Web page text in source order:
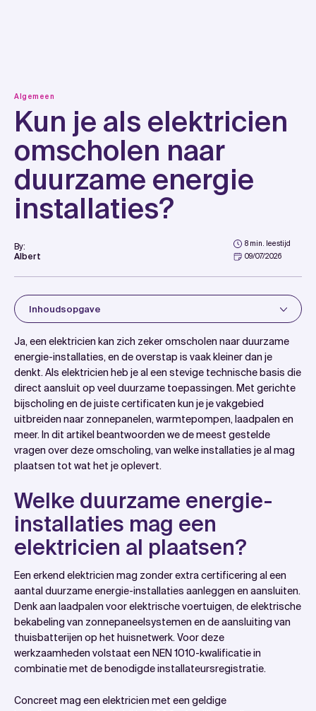
Algemeen
Kun je als elektricien
omscholen naar
duurzame energie
installaties?
By:
Albert
8 min. leestijd
09/07/2026
Inhoudsopgave
Welke duurzame energie-installaties mag een
elektricien al plaatsen?
Welke extra certificaten heeft een elektricien nodig
voor zonnepanelen?
Hoe lang duurt een omscholing van elektricien naar
duurzame energiespecialist?
volgen in Nederland?
Wat verdient een elektricien na omscholing naar
duurzame energie?
Is omscholen naar duurzame energie de moeite
waard voor elektriciens?
Hoe WattSlimmer bijdraagt aan duurzame energie-
installaties
Veelgestelde vragen
Mag een elektricien zonder extra certificaten
Is er subsidie beschikbaar voor omscholing naar
Ja, een elektricien kan zich zeker omscholen naar duurzame
energie-installaties, en de overstap is vaak kleiner dan je
denkt. Als elektricien heb je al een stevige technische basis die
direct aansluit op veel duurzame toepassingen. Met gerichte
bijscholing en de juiste certificaten kun je je vakgebied
uitbreiden naar zonnepanelen, warmtepompen, laadpalen en
meer. In dit artikel beantwoorden we de meest gestelde
vragen over deze omscholing, van welke installaties je al mag
plaatsen tot wat het je oplevert.
Welke duurzame energie-
installaties mag een
elektricien al plaatsen?
Een erkend elektricien mag zonder extra certificering al een
aantal duurzame energie-installaties aanleggen en aansluiten.
Denk aan laadpalen voor elektrische voertuigen, de elektrische
bekabeling van zonnepaneelsystemen en de aansluiting van
thuisbatterijen op het huisnetwerk. Voor deze
werkzaamheden volstaat een NEN 1010-kwalificatie in
combinatie met de benodigde installateursregistratie.
Concreet mag een elektricien met een geldige